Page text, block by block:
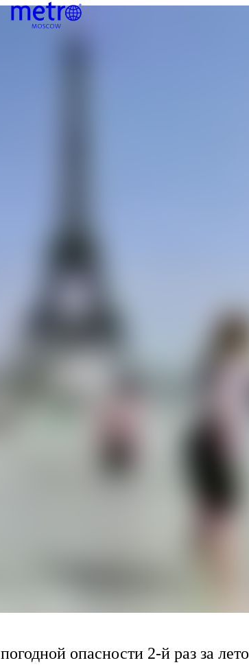
погодной опасности 2-й раз за лето